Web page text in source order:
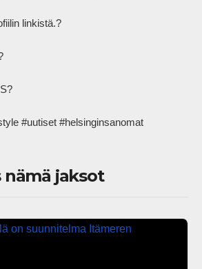
linkistä.?
#uutiset #helsinginsanomat
nämä jaksot